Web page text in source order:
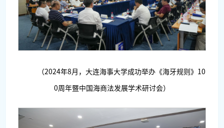
（2024年8月，大连海事大学成功举办《海牙规则》10
0周年暨中国海商法发展学术研讨会）